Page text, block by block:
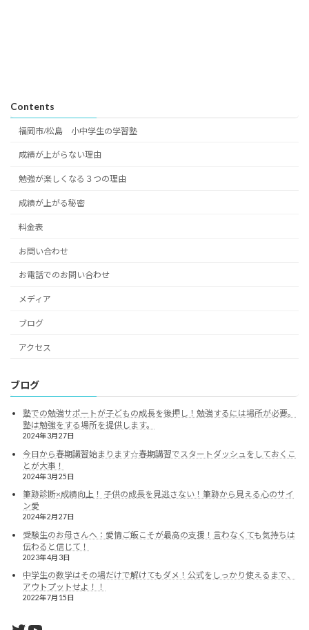
Contents
福岡市/松島 小中学生の学習塾
成績が上がらない理由
勉強が楽しくなる３つの理由
成績が上がる秘密
料金表
お問い合わせ
お電話でのお問い合わせ
メディア
ブログ
アクセス
ブログ
塾での勉強サポートが子どもの成長を後押し！勉強するには場所が必要。
塾は勉強をする場所を提供します。
2024年3月27日
今日から春期講習始まります☆春期講習でスタートダッシュをしておくこ
とが大事！
2024年3月25日
筆跡診断×成績向上！ 子供の成長を見逃さない！筆跡から見える心のサイ
ン愛
2024年2月27日
受験生のお母さんへ：愛情ご飯こそが最高の支援！言わなくても気持ちは
伝わると信じて！
2023年4月3日
中学生の数学はその場だけで解けてもダメ！公式をしっかり使えるまで、
アウトプットせよ！！
2022年7月15日